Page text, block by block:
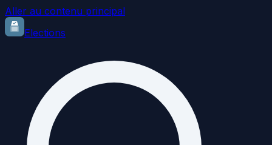
Aller au contenu principal
Elections